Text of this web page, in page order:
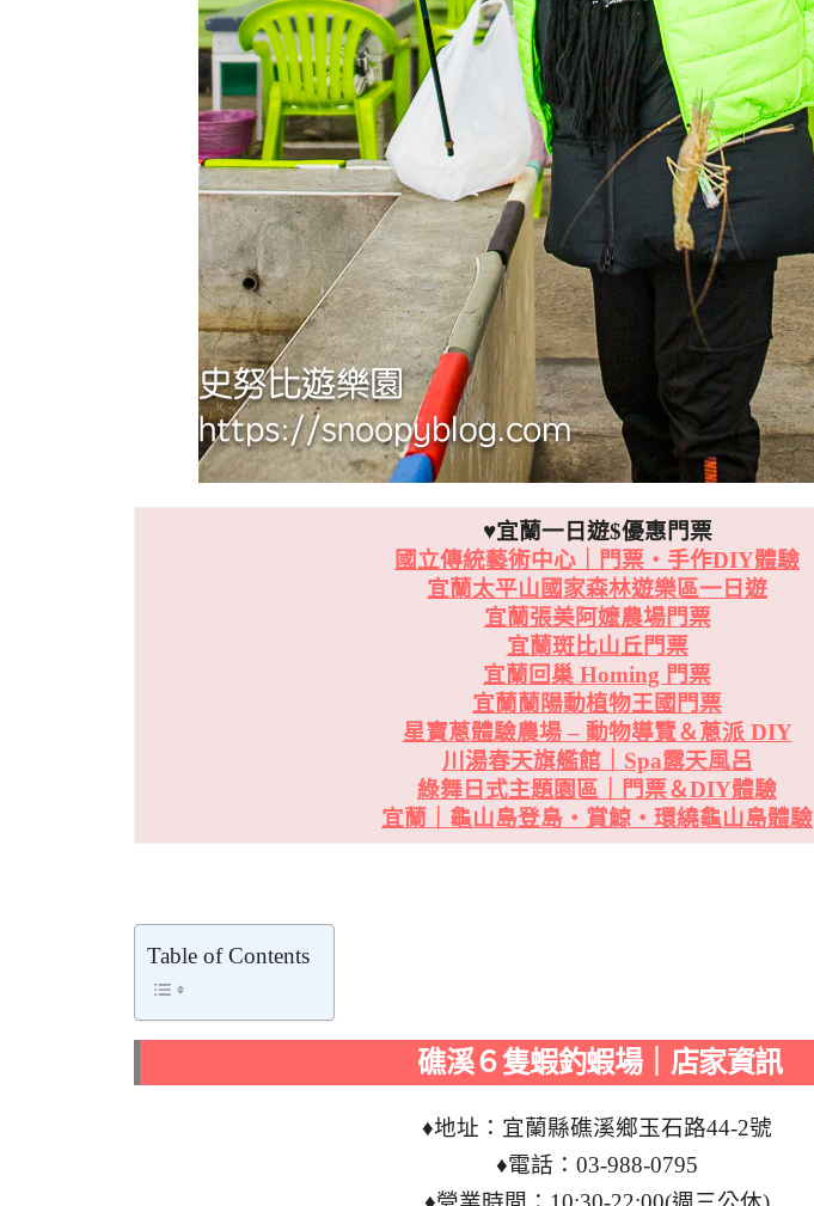
♥宜蘭一日遊$優惠門票
國立傳統藝術中心｜門票・手作DIY體驗
宜蘭太平山國家森林遊樂區一日遊
宜蘭張美阿嬤農場門票
宜蘭斑比山丘門票
宜蘭回巢 Homing 門票
宜蘭蘭陽動植物王國門票
星寶蔥體驗農場 – 動物導覽＆蔥派 DIY
川湯春天旗艦館｜Spa露天風呂
綠舞日式主題園區｜門票＆DIY體驗
宜蘭｜龜山島登島・賞鯨・環繞龜山島體驗
Table of Contents
礁溪６隻蝦釣蝦場｜店家資訊
♦地址：宜蘭縣礁溪鄉玉石路44-2號
♦電話：03-988-0795